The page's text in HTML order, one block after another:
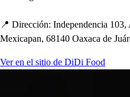
📍 Dirección: Independencia 103,
Mexicapan, 68140 Oaxaca de
Ver en el sitio de DiDi Food